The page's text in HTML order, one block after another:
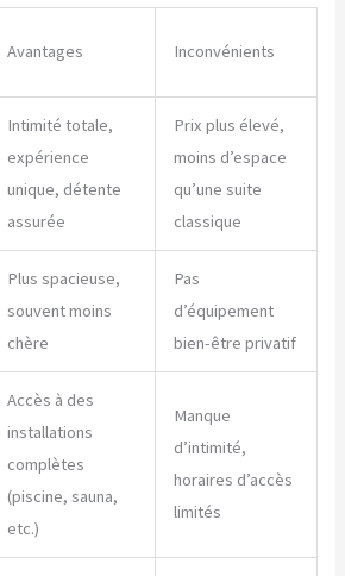
Avantages Inconvénients
Intimité totale,
expérience
unique, détente
assurée
Prix plus élevé,
moins d’espace
qu’une suite
classique
Plus spacieuse,
souvent moins
chère
Pas
d’équipement
bien-être privatif
Accès à des
installations
complètes
(piscine, sauna,
etc.)
Manque
d’intimité,
horaires d’accès
limités